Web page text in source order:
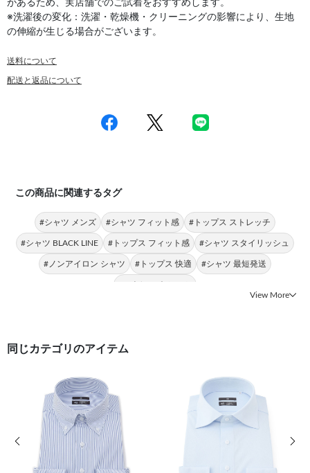
があるため、実店舗でのご試着をおすすめします。
※洗濯後の変化：洗濯・乾燥機・クリーニングの影響により、生地
の伸縮が生じる場合がございます。
送料について
配送と返品について
この商品に関連するタグ
#シャツ メンズ #シャツ フィット感 #トップス ストレッチ
#シャツ BLACK LINE #トップス フィット感 #シャツ スタイリッシュ
#ノンアイロン シャツ #トップス 快適 #シャツ 最短発送
#ストレッチ シャツ
View More
同じカテゴリのアイテム
前の画像